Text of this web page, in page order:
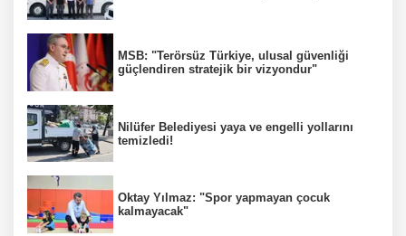
MSB: "Terörsüz Türkiye, ulusal güvenliği
güçlendiren stratejik bir vizyondur"
Nilüfer Belediyesi yaya ve engelli yollarını
temizledi!
Oktay Yılmaz: "Spor yapmayan çocuk
kalmayacak"